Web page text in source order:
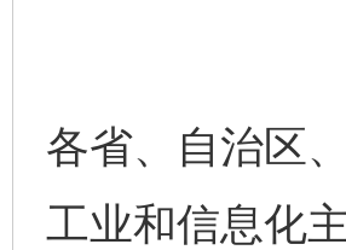
各省、自治区
工业和信息化